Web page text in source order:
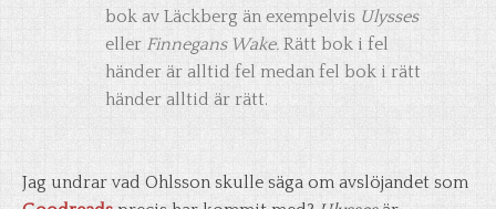
bok av Läckberg än exempelvis Ulysses
eller Finnegans Wake. Rätt bok i fel
händer är alltid fel medan fel bok i rätt
händer alltid är rätt.
Jag undrar vad Ohlsson skulle säga om avslöjandet som